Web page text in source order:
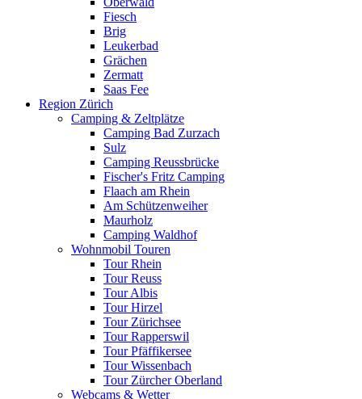
Fiesch
Brig
Leukerbad
Grächen
Zermatt
Saas Fee
Region Zürich
Camping & Zeltplätze
Camping Bad Zurzach
Sulz
Camping Reussbrücke
Fischer's Fritz Camping
Flaach am Rhein
Am Schützenweiher
Maurholz
Camping Waldhof
Wohnmobil Touren
Tour Rhein
Tour Reuss
Tour Albis
Tour Hirzel
Tour Zürichsee
Tour Rapperswil
Tour Pfäffikersee
Tour Wissenbach
Tour Zürcher Oberland
Webcams & Wetter